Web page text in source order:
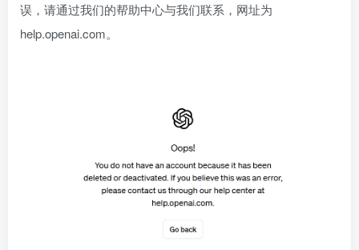
误，请通过我们的帮助中心与我们联系，网址为
help.openai.com。